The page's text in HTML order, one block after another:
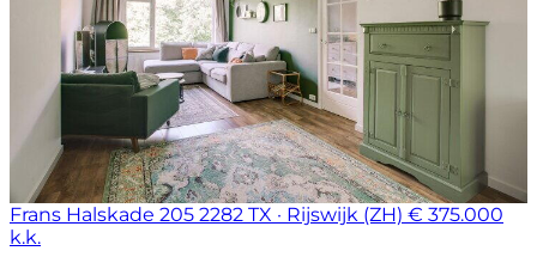
Frans Halskade 205 2282 TX · Rijswijk (ZH) € 375.000
k.k.